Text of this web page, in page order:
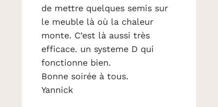
de mettre quelques semis sur
le meuble là où la chaleur
monte. C’est là aussi très
efficace. un systeme D qui
fonctionne bien.
Bonne soirée à tous.
Yannick